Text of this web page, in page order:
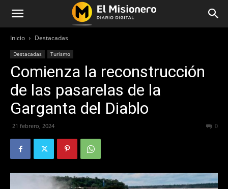
Inicio Destacadas
Destacadas Turismo
Comienza la reconstrucción
de las pasarelas de la
Garganta del Diablo
21 febrero, 2024 0